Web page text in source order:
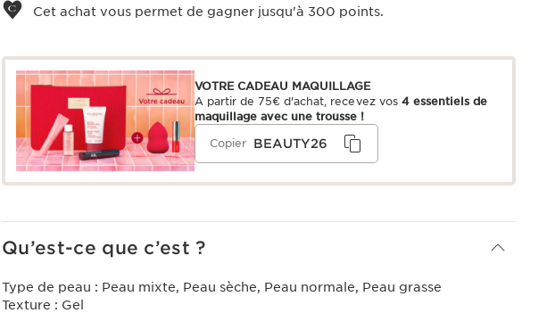
Cet achat vous permet de gagner jusqu'à 300 points.
VOTRE CADEAU MAQUILLAGE
A partir de 75€ d'achat, recevez vos 4 essentiels de
maquillage avec une trousse !
Copier BEAUTY26
Qu’est-ce que c’est ?
Type de peau : Peau mixte, Peau sèche, Peau normale, Peau grasse
Texture : Gel